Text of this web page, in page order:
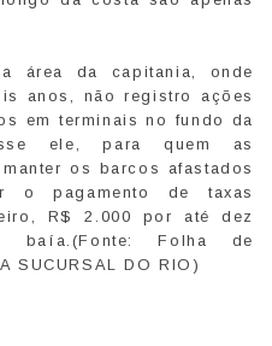
área da capitania, onde
anos, não registro ações
em terminais no fundo da
ele, para quem as
os barcos afastados
o pagamento de taxas
R$ 2.000 por até dez
baía.(Fonte: Folha de
SUCURSAL DO RIO)